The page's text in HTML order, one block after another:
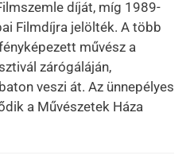
díját, míg 1989-
Filmdíjra jelölték. A több
művész a
zárógáláján,
veszi át. Az ünnepélyes
a Művészetek Háza